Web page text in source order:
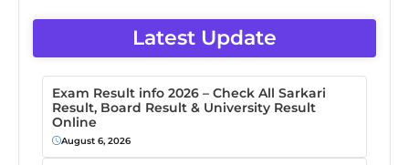
Latest Update
Exam Result info 2026 – Check All Sarkari
Result, Board Result & University Result
Online
August 6, 2026